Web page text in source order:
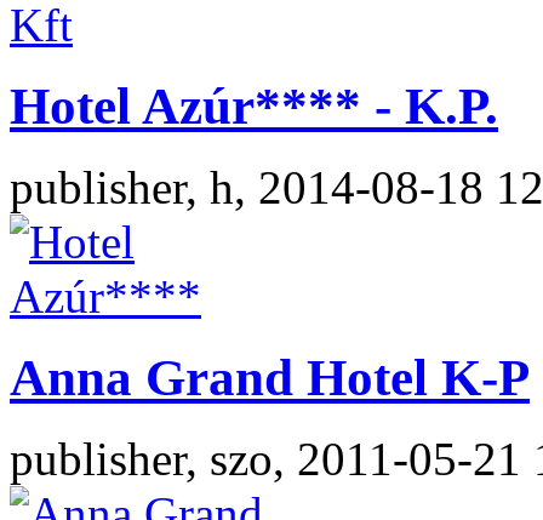
Hotel Azúr**** - K.P.
publisher, h, 2014-08-18
Anna Grand Hotel K-P
publisher, szo, 2011-05-21